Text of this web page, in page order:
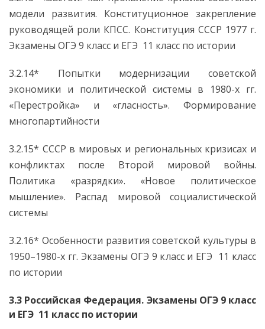
модели развития. Конституционное закрепление
руководящей роли КПСС. Конституция СССР 1977 г.
Экзамены ОГЭ 9 класс и ЕГЭ 11 класс по истории
3.2.14* Попытки модернизации советской
экономики и политической системы в 1980-х гг.
«Перестройка» и «гласность». Формирование
многопартийности
3.2.15* СССР в мировых и региональных кризисах и
конфликтах после Второй мировой войны.
Политика «разрядки». «Новое политическое
мышление». Распад мировой социалистической
системы
3.2.16* Особенности развития советской культуры в
1950–1980-х гг. Экзамены ОГЭ 9 класс и ЕГЭ 11 класс
по истории
3.3 Российская Федерация. Экзамены ОГЭ 9 класс
и ЕГЭ 11 класс по истории